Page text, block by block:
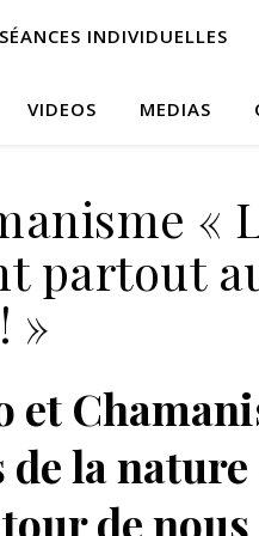
SÉANCES INDIVIDUELLES
VIDEOS MEDIAS
«
partout
»
et
de la
de nous